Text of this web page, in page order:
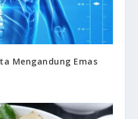
Mengandung Emas